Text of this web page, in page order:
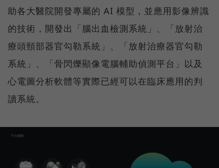
助各大醫院開發專屬的 AI 模型，並應用影像辨識
的技術，開發出「腦出血檢測系統」、「放射治
療頭頸部器官勾勒系統」、「放射治療器官勾勒
系統」、「骨閃爍顯像電腦輔助偵測平台」以及
心電圖分析軟體等實際已經可以在臨床應用的判
讀系統。